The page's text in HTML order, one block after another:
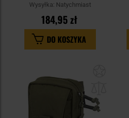
Wysyłka: Natychmiast
184,95 zł
DO KOSZYKA